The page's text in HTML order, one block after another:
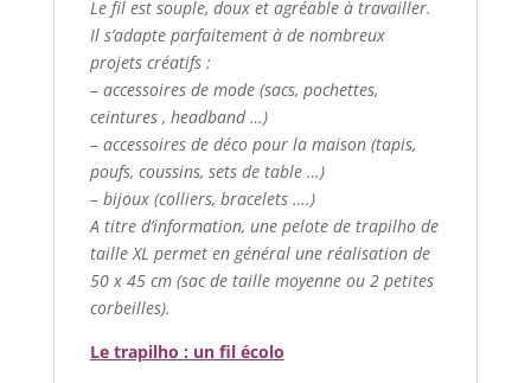
Le fil est souple, doux et agréable à travailler.
Il s’adapte parfaitement à de nombreux
projets créatifs :
– accessoires de mode (sacs, pochettes,
ceintures , headband …)
– accessoires de déco pour la maison (tapis,
poufs, coussins, sets de table …)
– bijoux (colliers, bracelets ….)
A titre d’information, une pelote de trapilho de
taille XL permet en général une réalisation de
50 x 45 cm (sac de taille moyenne ou 2 petites
corbeilles).
Le trapilho : un fil écolo